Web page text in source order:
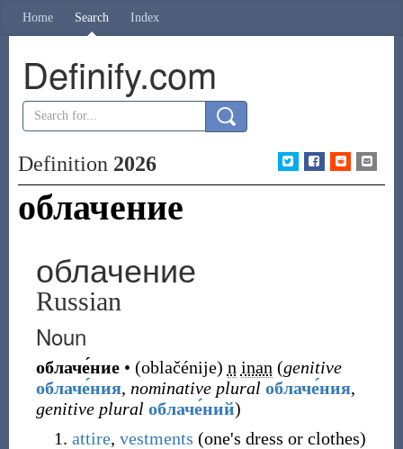
Home Search Index
Definify.com
Definition 2026
облачение
облачение
Russian
Noun
облаче́ние • (oblačénije) n inan (genitive
облаче́ния, nominative plural облаче́ния,
genitive plural облаче́ний)
attire, vestments (one's dress or clothes)